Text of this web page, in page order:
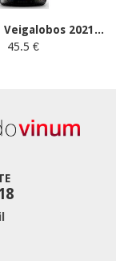
Veigalobos 2021...
45.5 €